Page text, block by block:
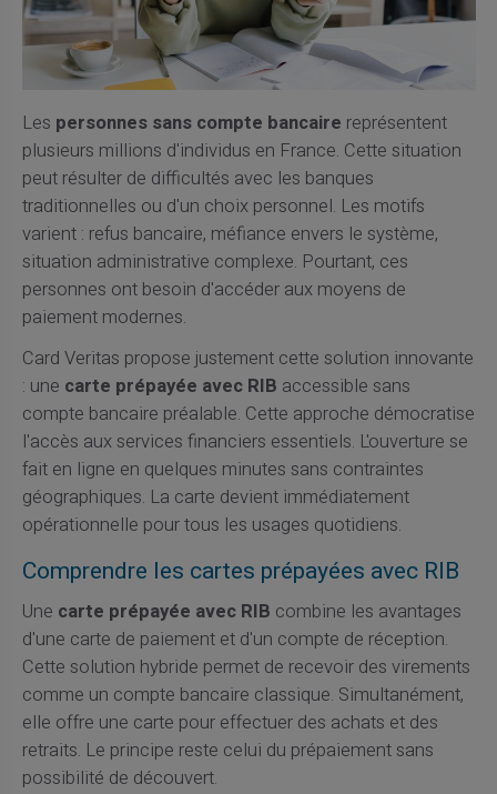
Les personnes sans compte bancaire représentent
plusieurs millions d'individus en France. Cette situation
peut résulter de difficultés avec les banques
traditionnelles ou d'un choix personnel. Les motifs
varient : refus bancaire, méfiance envers le système,
situation administrative complexe. Pourtant, ces
personnes ont besoin d'accéder aux moyens de
paiement modernes.
Card Veritas propose justement cette solution innovante
: une carte prépayée avec RIB accessible sans
compte bancaire préalable. Cette approche démocratise
l'accès aux services financiers essentiels. L'ouverture se
fait en ligne en quelques minutes sans contraintes
géographiques. La carte devient immédiatement
opérationnelle pour tous les usages quotidiens.
Comprendre les cartes prépayées avec RIB
Une carte prépayée avec RIB combine les avantages
d'une carte de paiement et d'un compte de réception.
Cette solution hybride permet de recevoir des virements
comme un compte bancaire classique. Simultanément,
elle offre une carte pour effectuer des achats et des
retraits. Le principe reste celui du prépaiement sans
possibilité de découvert.